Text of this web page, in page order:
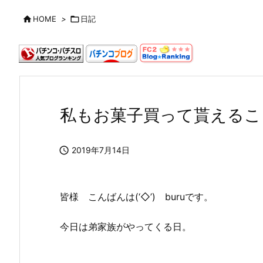
HOME >  日記
私もお菓子買って貰える
 2019年7月14日
皆様 こんばんは(‘◇’)ゞburuです。
今日は弟家族がやってくる日。